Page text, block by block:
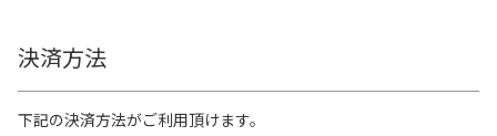
決済方法
下記の決済方法がご利用頂けます。